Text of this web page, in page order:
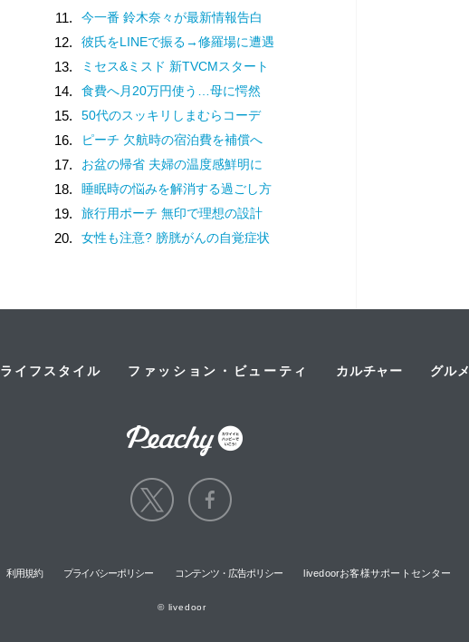
11. 今一番 鈴木奈々が最新情報告白
12. 彼氏をLINEで振る→修羅場に遭遇
13. ミセス&ミスド 新TVCMスタート
14. 食費へ月20万円使う…母に愕然
15. 50代のスッキリしまむらコーデ
16. ピーチ 欠航時の宿泊費を補償へ
17. お盆の帰省 夫婦の温度感鮮明に
18. 睡眠時の悩みを解消する過ごし方
19. 旅行用ポーチ 無印で理想の設計
20. 女性も注意? 膀胱がんの自覚症状
ライフスタイル ファッション・ビューティ カルチャー グルメ
利用規約 プライバシーポリシー コンテンツ・広告ポリシー livedoorお客様サポートセンター
© livedoor